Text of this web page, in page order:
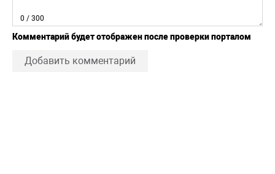
0 / 300
Комментарий будет отображен после проверки порталом
Добавить комментарий